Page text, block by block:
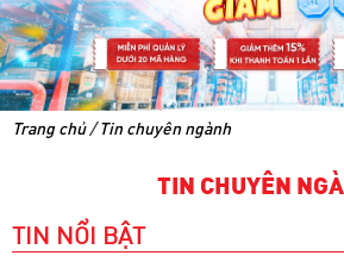
Trang chủ/Tin chuyên ngành
TIN CHUYÊN
TIN NỔI BẬT